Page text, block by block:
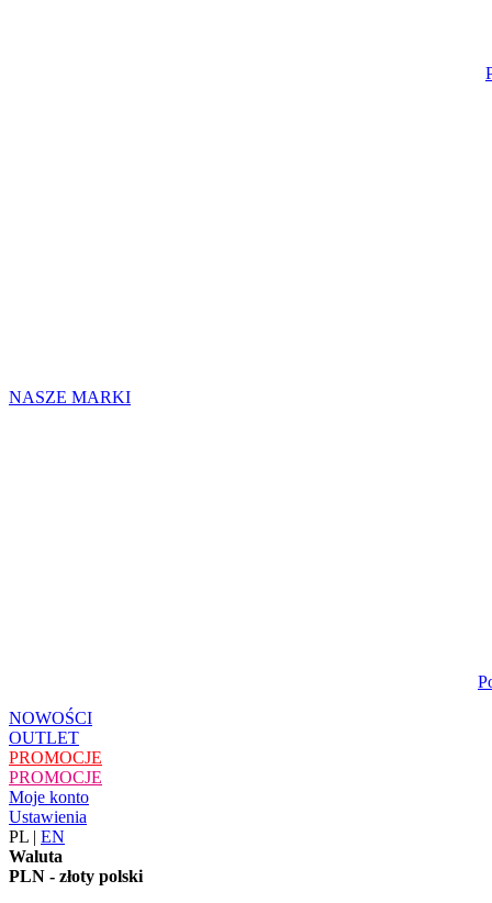
NASZE MARKI
NOWOŚCI
OUTLET
PROMOCJE
PROMOCJE
Moje konto
Ustawienia
PL | EN
Waluta
PLN - złoty polski